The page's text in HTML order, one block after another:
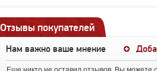
Отзывы покупателей
Нам важно ваше мнение